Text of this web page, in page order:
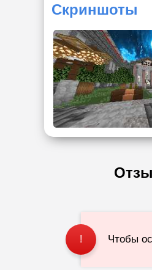
Скриншоты
! Чтобы